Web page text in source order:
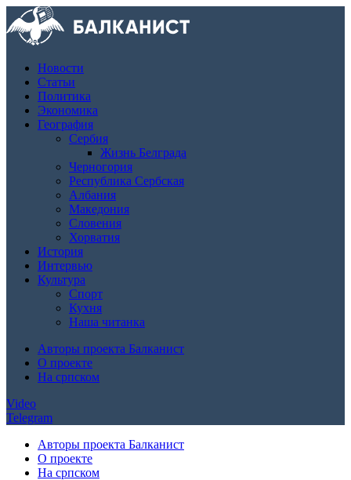
Новости
Статьи
Политика
Экономика
География
Сербия
Жизнь Белграда
Черногория
Республика Сербская
Албания
Македония
Словения
Хорватия
История
Интервью
Культура
Спорт
Кухня
Наша читанка
Авторы проекта Балканист
О проекте
На српском
Video
Telegram
Авторы проекта Балканист
О проекте
На српском